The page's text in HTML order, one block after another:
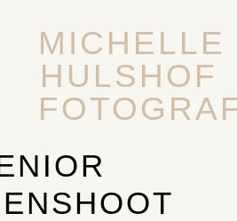
MICHELLE
HULSHOF